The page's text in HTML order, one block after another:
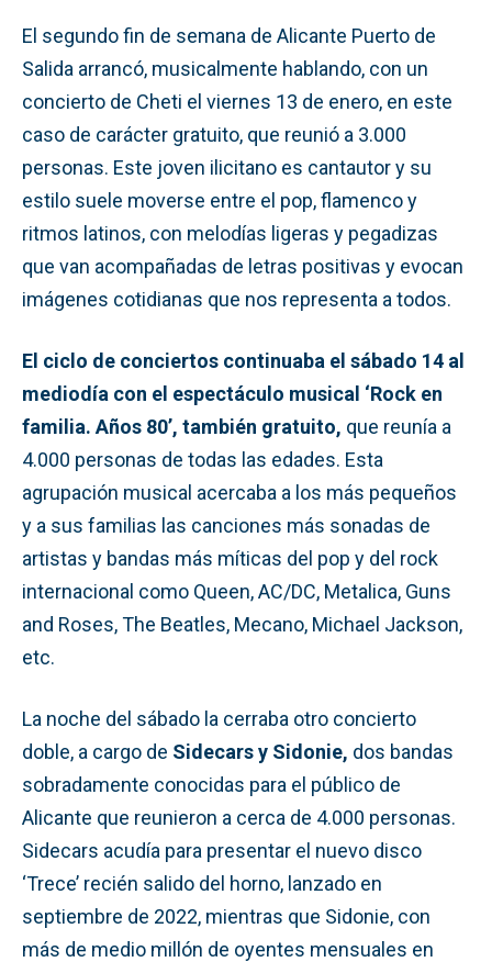
El segundo fin de semana de Alicante Puerto de
Salida arrancó, musicalmente hablando, con un
concierto de Cheti el viernes 13 de enero, en este
caso de carácter gratuito, que reunió a 3.000
personas. Este joven ilicitano es cantautor y su
estilo suele moverse entre el pop, flamenco y
ritmos latinos, con melodías ligeras y pegadizas
que van acompañadas de letras positivas y evocan
imágenes cotidianas que nos representa a todos.
El ciclo de conciertos continuaba el sábado 14 al
mediodía con el espectáculo musical ‘Rock en
familia. Años 80’, también gratuito, que reunía a
4.000 personas de todas las edades. Esta
agrupación musical acercaba a los más pequeños
y a sus familias las canciones más sonadas de
artistas y bandas más míticas del pop y del rock
internacional como Queen, AC/DC, Metalica, Guns
and Roses, The Beatles, Mecano, Michael Jackson,
etc.
La noche del sábado la cerraba otro concierto
doble, a cargo de Sidecars y Sidonie, dos bandas
sobradamente conocidas para el público de
Alicante que reunieron a cerca de 4.000 personas.
Sidecars acudía para presentar el nuevo disco
‘Trece’ recién salido del horno, lanzado en
septiembre de 2022, mientras que Sidonie, con
más de medio millón de oyentes mensuales en